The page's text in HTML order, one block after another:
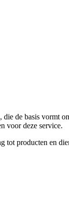
de basis vormt
voor deze service.
producten en